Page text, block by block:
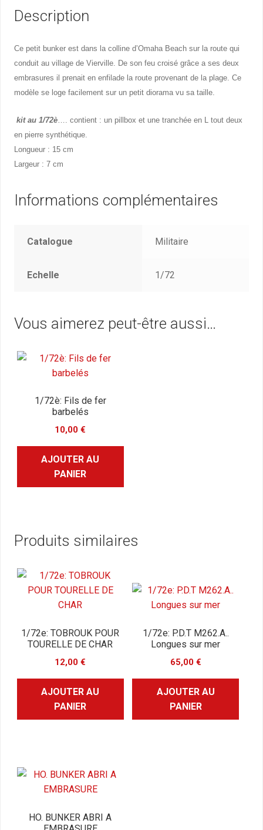
Description
Ce petit bunker est dans la colline d’Omaha Beach sur la route qui
conduit au village de Vierville. De son feu croisé grâce a ses deux
embrasures il prenait en enfilade la route provenant de la plage. Ce
modèle se loge facilement sur un petit diorama vu sa taille.
kit au 1/72è…. contient : un pillbox et une tranchée en L tout deux
en pierre synthétique.
Longueur : 15 cm
Largeur : 7 cm
Informations complémentaires
Catalogue Militaire
Echelle 1/72
Vous aimerez peut-être aussi…
1/72è: Fils de fer
barbelés
10,00€
AJOUTER AU
PANIER
Produits similaires
1/72e: TOBROUK POUR
TOURELLE DE CHAR
12,00€
AJOUTER AU
PANIER
1/72e: P.D.T M262.A..
Longues sur mer
65,00 €
AJOUTER AU
PANIER
HO. BUNKER ABRI A